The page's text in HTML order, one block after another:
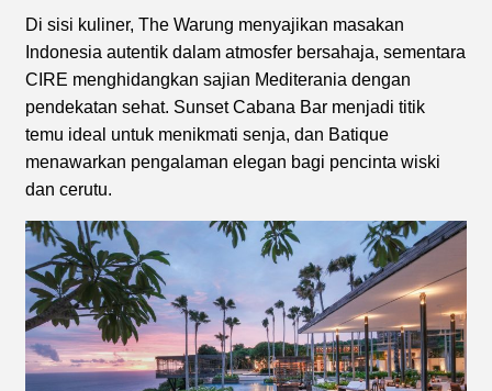
Di sisi kuliner, The Warung menyajikan masakan
Indonesia autentik dalam atmosfer bersahaja, sementara
CIRE menghidangkan sajian Mediterania dengan
pendekatan sehat. Sunset Cabana Bar menjadi titik
temu ideal untuk menikmati senja, dan Batique
menawarkan pengalaman elegan bagi pencinta wiski
dan cerutu.